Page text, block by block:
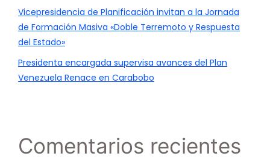
Vicepresidencia de Planificación invitan a la Jornada
de Formación Masiva «Doble Terremoto y Respuesta
del Estado»
Presidenta encargada supervisa avances del Plan
Venezuela Renace en Carabobo
Comentarios recientes